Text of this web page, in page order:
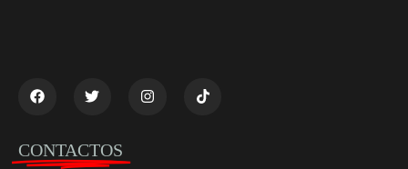
CONTACTOS